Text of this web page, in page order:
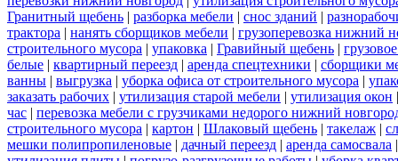
Гранитный щебень | разборка мебели | снос зданий |
трактора | нанять сборщиков мебели | грузоперевозка нижний
строительного мусора | упаковка | Гравийный щебень |
белые | квартирный переезд | аренда спецтехники | сборщики
ванны | выгрузка | уборка офиса от строительного мусора |
заказать рабочих | утилизация старой мебели | утилизация окон
час | перевозка мебели с грузчиками недорого нижний
строительного мусора | картон | Шлаковый щебень | такелаж |
мешки полипропиленовые | дачный переезд | аренда самосвала